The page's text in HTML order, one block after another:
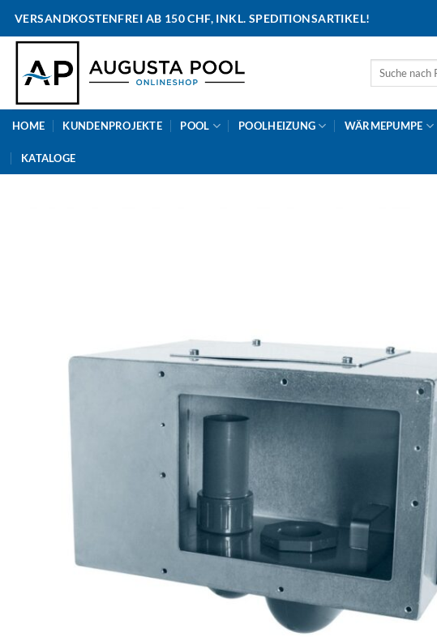
VERSANDKOSTENFREI AB 150 CHF, INKL. SPEDITIONSARTIKEL!
Suche
HOME KUNDENPROJEKTE POOL POOLHEIZUNG WÄRMEPUMPE
KATALOGE